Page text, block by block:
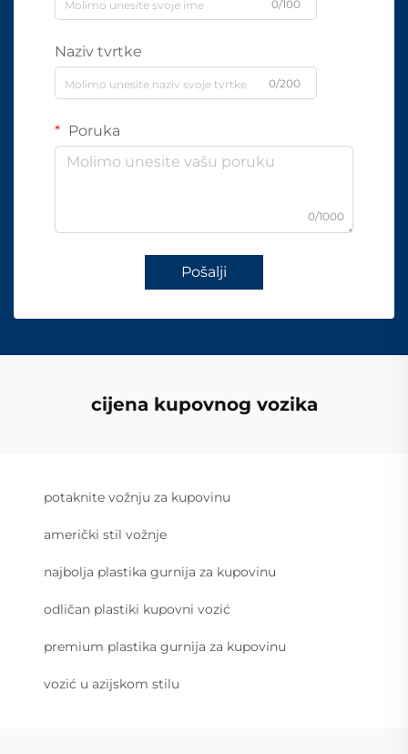
0/100
Naziv tvrtke
0/200
Poruka
0/1000
Pošalji
cijena kupovnog vozika
potaknite vožnju za kupovinu
američki stil vožnje
najbolja plastika gurnija za kupovinu
odličan plastiki kupovni vozić
premium plastika gurnija za kupovinu
vozić u azijskom stilu